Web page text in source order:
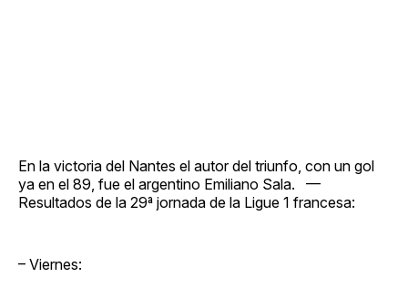
En la victoria del Nantes el autor del triunfo, con un gol
ya en el 89, fue el argentino Emiliano Sala. —
Resultados de la 29ª jornada de la Ligue 1 francesa:
– Viernes: